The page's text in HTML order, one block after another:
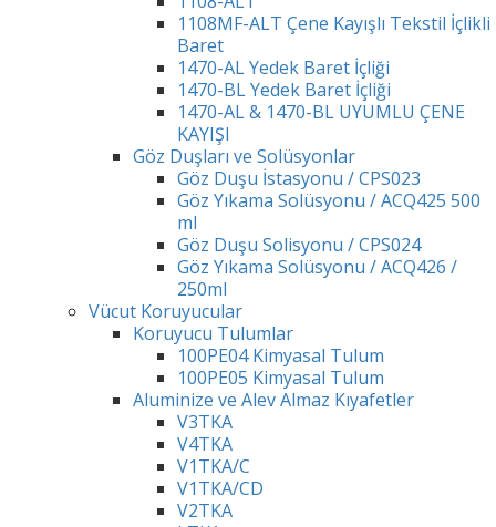
1108MF-ALT Çene Kayışlı Tekstil İçlikli
Baret
1470-AL Yedek Baret İçliği
1470-BL Yedek Baret İçliği
1470-AL & 1470-BL UYUMLU ÇENE
KAYIŞI
Göz Duşları ve Solüsyonlar
Göz Duşu İstasyonu / CPS023
Göz Yıkama Solüsyonu / ACQ425 500
ml
Göz Duşu Solisyonu / CPS024
Göz Yıkama Solüsyonu / ACQ426 /
250ml
Vücut Koruyucular
Koruyucu Tulumlar
100PE04 Kimyasal Tulum
100PE05 Kimyasal Tulum
Aluminize ve Alev Almaz Kıyafetler
V3TKA
V4TKA
V1TKA/C
V1TKA/CD
V2TKA